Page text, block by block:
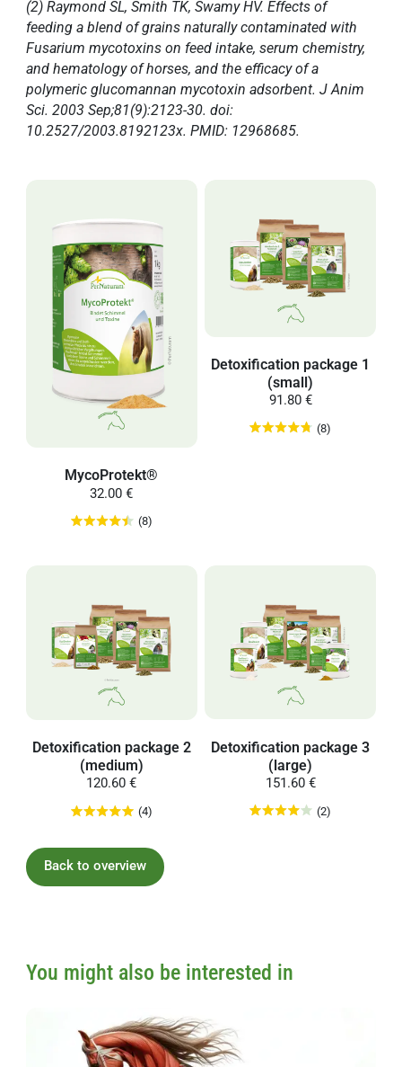
(2) Raymond SL, Smith TK, Swamy HV. Effects of
feeding a blend of grains naturally contaminated with
Fusarium mycotoxins on feed intake, serum chemistry,
and hematology of horses, and the efficacy of a
polymeric glucomannan mycotoxin adsorbent. J Anim
Sci. 2003 Sep;81(9):2123-30. doi:
10.2527/2003.8192123x. PMID: 12968685.
MycoProtekt®
32.00 €
(8)
Detoxification package 1
(small)
91.80 €
(8)
Detoxification package 2
(medium)
120.60 €
(4)
Detoxification package 3
(large)
151.60 €
(2)
You might also be interested in
Back to overview